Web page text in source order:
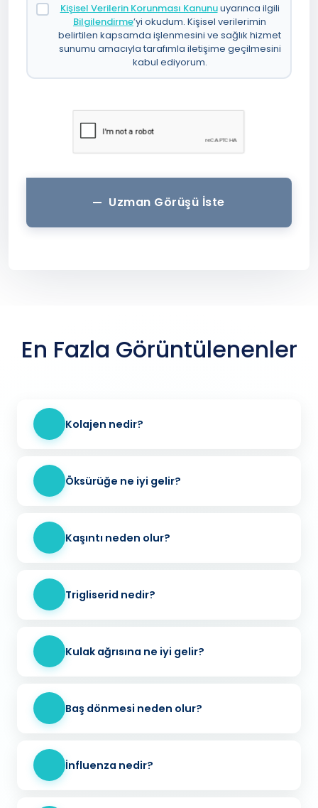
Kişisel Verilerin Korunması Kanunuuyarınca ilgili
Bilgilendirme’yi okudum. Kişisel verilerimin
belirtilen kapsamda işlenmesini ve sağlık hizmet
sunumu amacıyla tarafımla iletişime geçilmesini
kabul ediyorum.
Uzman Görüşü İste
En Fazla Görüntülenenler
Kolajen nedir?
Öksürüğe ne iyi gelir?
Kaşıntı neden olur?
Trigliserid nedir?
Kulak ağrısına ne iyi gelir?
Baş dönmesi neden olur?
İnfluenza nedir?